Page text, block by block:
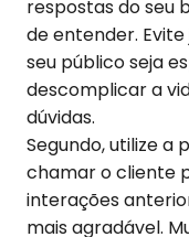
respostas do seu
de entender.
seu público seja
descomplicar a
dúvidas.
Segundo, utilize a
chamar o cliente
interações
mais agradável.